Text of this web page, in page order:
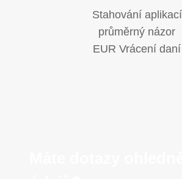
Stahování aplikací
průměrný názor
EUR Vrácení daní